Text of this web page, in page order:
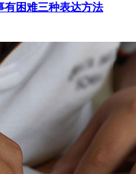
有困难三种表达方法